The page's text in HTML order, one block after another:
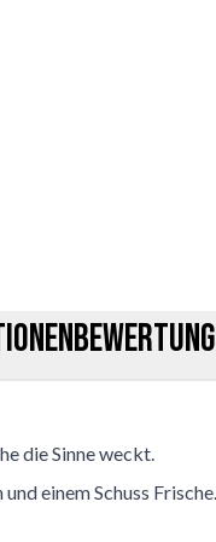
die Sinne weckt.
einem Schuss Frische.